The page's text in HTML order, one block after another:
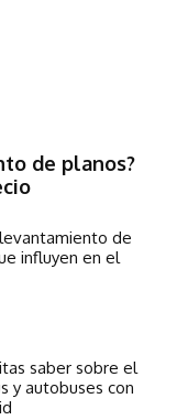
de planos?
de
influyen en el
saber sobre el
y autobuses con